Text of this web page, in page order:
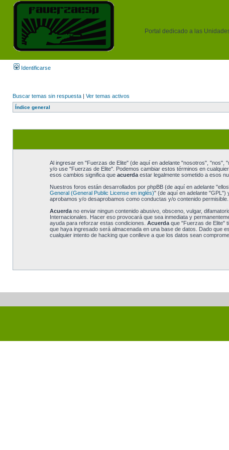
Portal dedicado a las
Identificarse
Buscar temas sin respuesta | Ver temas activos
Índice general
Al ingresar en "Fuerzas de Elite" (de aquí en adelante "nosotros", "nos",
y/o use "Fuerzas de Elite". Podemos cambiar estos términos en
esos cambios significa que acuerdaestar legalmente sometido a esos
Nuestros foros están desarrollados por phpBB (de aquí en adelante
General (General Public License en inglés)" (de aquí en adelante "GPL")
aprobamos y/o desaprobamos como conductas y/o contenido
Acuerdano enviar ningun contenido abusivo, obsceno, vulgar,
Internacionales. Hacer eso provocará que sea inmediata y
ayuda para reforzar estas condiciones. Acuerdaque "Fuerzas de Elite"
que haya ingresado será almacenada en una base de datos. Dado que
cualquier intento de hacking que conlleve a que los datos sean